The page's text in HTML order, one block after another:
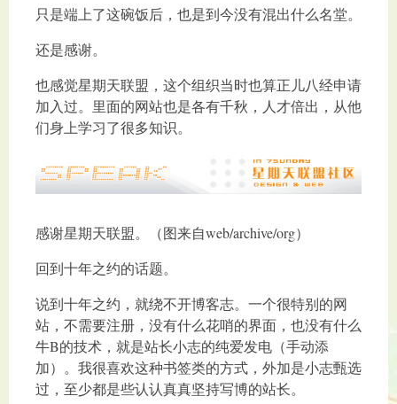
只是端上了这碗饭后，也是到今没有混出什么名堂。
还是感谢。
也感觉星期天联盟，这个组织当时也算正儿八经申请
加入过。里面的网站也是各有千秋，人才倍出，从他
们身上学习了很多知识。
感谢星期天联盟。（图来自web/archive/org）
回到十年之约的话题。
说到十年之约，就绕不开博客志。一个很特别的网
站，不需要注册，没有什么花哨的界面，也没有什么
牛B的技术，就是站长小志的纯爱发电（手动添
加）。我很喜欢这种书签类的方式，外加是小志甄选
过，至少都是些认认真真坚持写博的站长。